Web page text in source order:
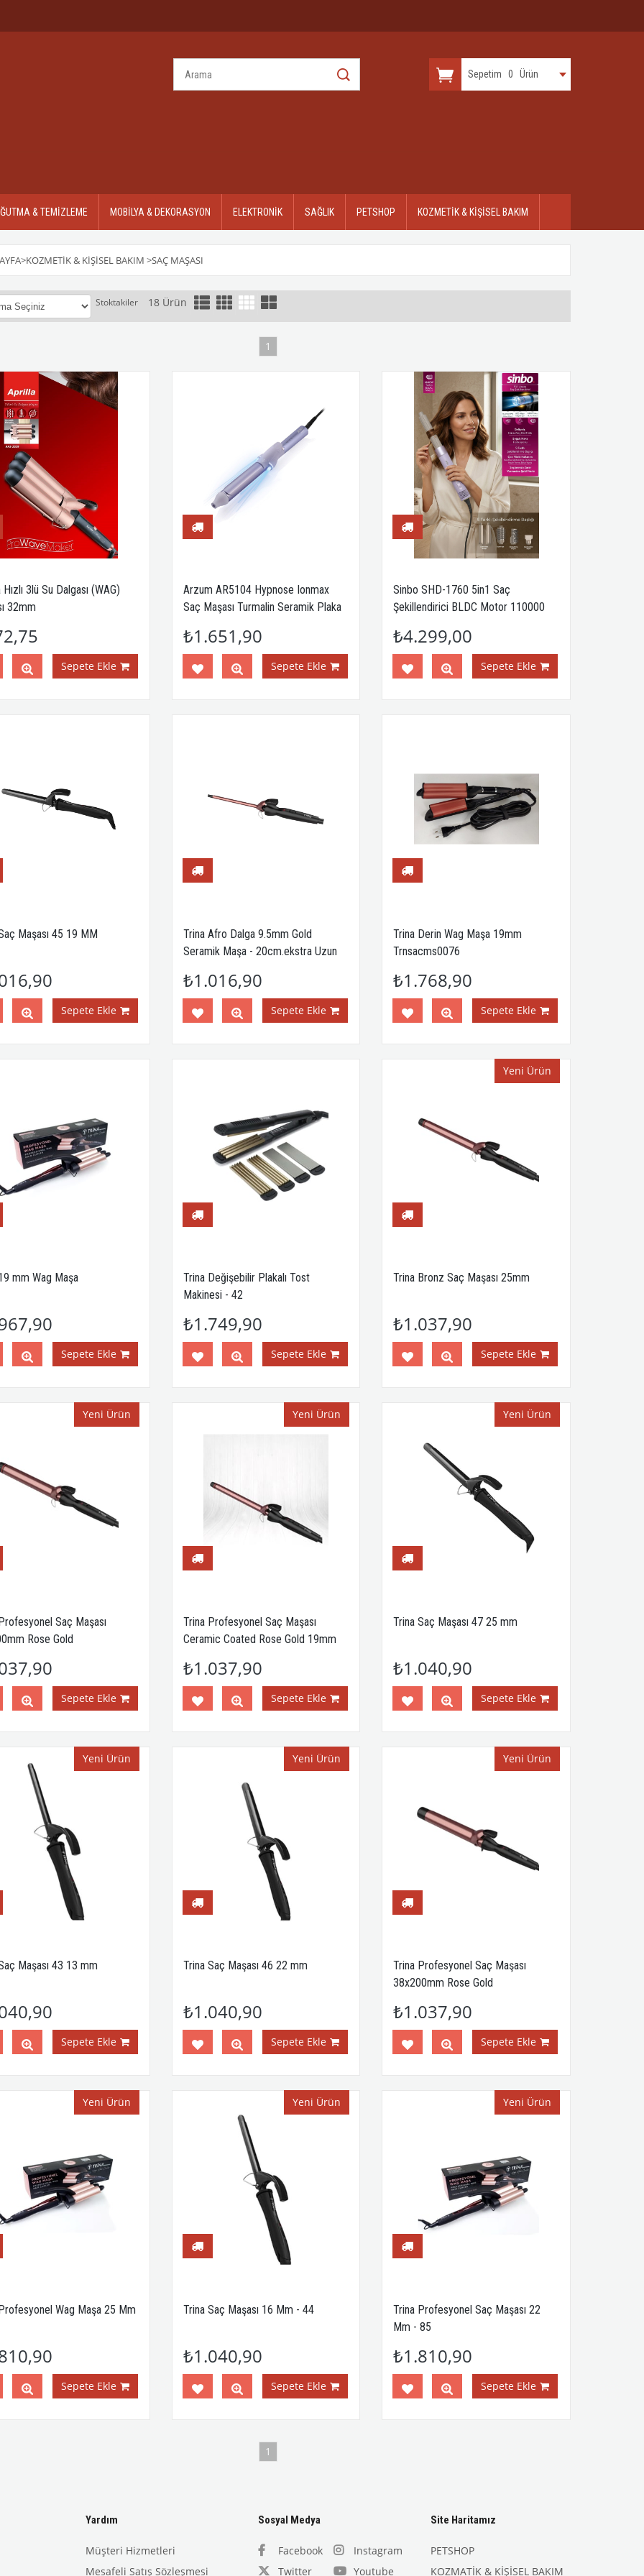
Sepetim 0 Ürün
& TEMİZLEME MOBİLYA & DEKORASYON ELEKTRONİK SAĞLIK PETSHOP KOZMETİK & KİŞİSEL BAKIM
>KOZMETİK & KİŞİSEL BAKIM >SAÇ MAŞASI
Stoktakiler 18 Ürün
1
3lü Su Dalgası (WAG)
32mm
Sepete Ekle
Arzum AR5104 Hypnose Ionmax
Saç Maşası Turmalin Seramik Plaka
₺1.651,90
Sepete Ekle
Sinbo SHD-1760 5in1 Saç
Şekillendirici BLDC Motor 110000
₺4.299,00
Sepete Ekle
Maşası 45 19 MM
Sepete Ekle
Trina Afro Dalga 9.5mm Gold
Seramik Maşa - 20cm.ekstra Uzun
₺1.016,90
Sepete Ekle
Trina Derin Wag Maşa 19mm
Trnsacms0076
₺1.768,90
Sepete Ekle
mm Wag Maşa
Sepete Ekle
Trina Değişebilir Plakalı Tost
Makinesi - 42
₺1.749,90
Sepete Ekle
Trina Bronz Saç Maşası 25mm
₺1.037,90
Sepete Ekle
Yeni Ürün
Saç Maşası
Rose Gold
Sepete Ekle
Yeni Ürün
Trina Profesyonel Saç Maşası
Ceramic Coated Rose Gold 19mm
₺1.037,90
Sepete Ekle
Yeni Ürün
Trina Saç Maşası 47 25 mm
₺1.040,90
Sepete Ekle
Yeni Ürün
Maşası 43 13 mm
Sepete Ekle
Yeni Ürün
Trina Saç Maşası 46 22 mm
₺1.040,90
Sepete Ekle
Yeni Ürün
Trina Profesyonel Saç Maşası
38x200mm Rose Gold
₺1.037,90
Sepete Ekle
Yeni Ürün
Wag Maşa 25 Mm
Sepete Ekle
Yeni Ürün
Trina Saç Maşası 16 Mm - 44
₺1.040,90
Sepete Ekle
Yeni Ürün
Trina Profesyonel Saç Maşası 22
Mm - 85
₺1.810,90
Sepete Ekle
Yeni Ürün
1
Yardım
Müşteri Hizmetleri
Mesafeli Satış Sözleşmesi
Sosyal Medya
Facebook
Instagram
Twitter
Youtube
Site Haritamız
PETSHOP
KOZMATİK & KİŞİSEL BAKIM